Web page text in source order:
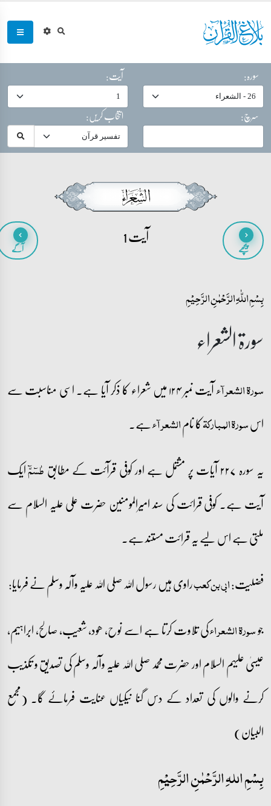
سورہ:
آیت:
سرچ:
انتخاب کریں:
پیچھے آیت 1 آگے
بِسۡمِ اللّٰہِ الرَّحۡمٰنِ الرَّحِیۡمِ
سورۃ الشعراء
سورۃ الشعرآء
آیت نمبر ۱۲۴ میں شعراء کا ذکر آیا ہے۔ اسی مناسبت سے
اسسورۃ المبارکۃکا نامالشعرآءہے۔
یہ سورہ ۲۲۷ آیات پر مشتمل ہے اور کوفی قرآئت کے مطابق
طٰسٓمّٓایک
آیت ہے۔ کوفی قرائت کی سند امیرالمومنین حضرت علی علیہ السلام سے
ملتی ہے اس لیے یہ قرائت مستند ہے۔
فضلیت:ابی بن کعبراوی ہیں رسول اللہ صلی اللہ علیہ وآلہ وسلم نے فرمایا:
جوسورۃ الشعراءکی تلاوت کرتا ہے اسے نوح، ھود، شعیب، صالح، ابراہیم،
عیسیٰ علیہم السلام اور حضرت محمد صلی اللہ علیہ وآلہ وسلم کی تصدیق و تکذیب
کرنے والوں کی تعداد کے دس گنا نیکیاں عنایت فرمائے گا۔ (مجمع
البیان)
بِسْمِ اللہِ الرَّحْمٰنِ الرَّحِيْمِ